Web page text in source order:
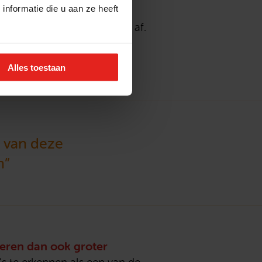
die u aan ze heeft
Alles toestaan
voor zichzelf. Want wat
geestelijk en lichamelijk af.
is. We laten het
deze
dan ook groter